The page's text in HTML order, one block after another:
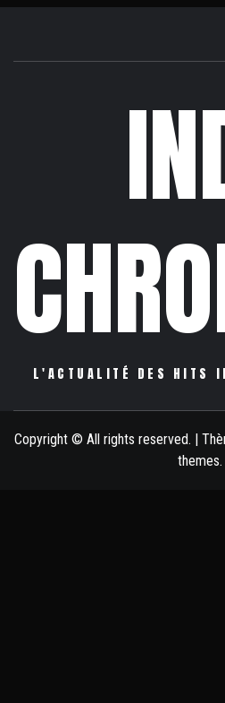
L'ACTUALITÉ DES HITS
Copyright © All rights reserved. |
themes.